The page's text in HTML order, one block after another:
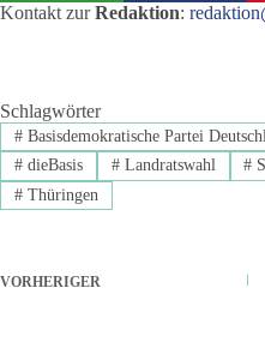
Kontakt zurRedaktion:
Schlagwörter
#Basisdemokratische Partei
#dieBasis #Landratswahl #
#Thüringen
VORHERIGER